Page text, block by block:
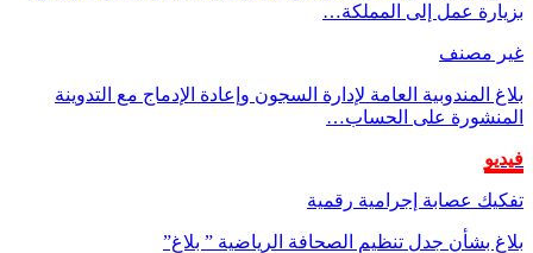
بزيارة عمل إلى المملكة…
غير مصنف
بلاغ المندوبية العامة لإدارة السجون وإعادة الإدماج مع التدوينة
المنشورة على الحساب…
فيديو
تفكيك عصابة إجرامية رقمية
بلاغ بشأن جدل تنظيم الصحافة الرياضية ” بلاغ”